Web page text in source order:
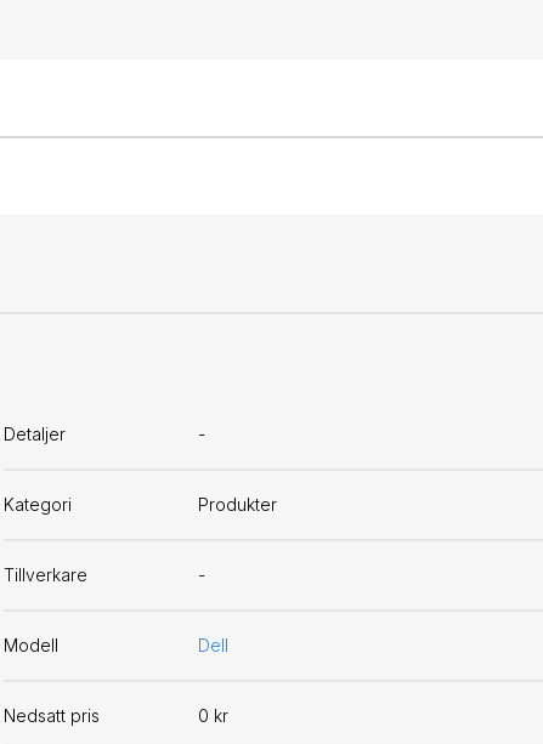
Detaljer -
Kategori Produkter
Tillverkare -
Modell Dell
Nedsatt pris 0 kr